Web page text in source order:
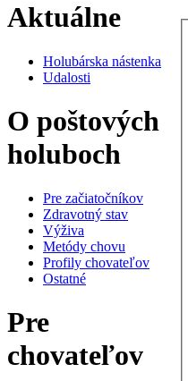
Aktuálne
Holubárska nástenka
Udalosti
O poštových
holuboch
Pre začiatočníkov
Zdravotný stav
Výživa
Metódy chovu
Profily chovateľov
Ostatné
Pre
chovateľov